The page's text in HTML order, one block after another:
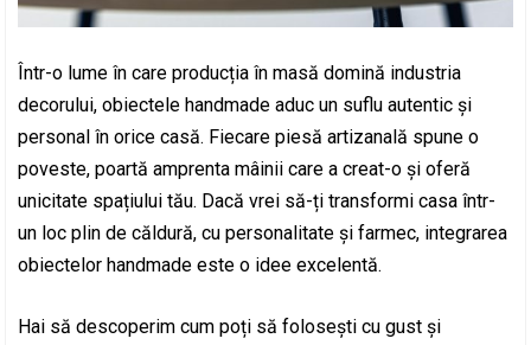
Într-o lume în care producția în masă domină industria
decorului, obiectele handmade aduc un suflu autentic și
personal în orice casă. Fiecare piesă artizanală spune o
poveste, poartă amprenta mâinii care a creat-o și oferă
unicitate spațiului tău. Dacă vrei să-ți transformi casa într-
un loc plin de căldură, cu personalitate și farmec, integrarea
obiectelor handmade este o idee excelentă.
Hai să descoperim cum poți să folosești cu gust și